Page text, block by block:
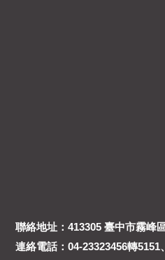
聯絡地址：413305 臺中市霧峰
連絡電話：04-23323456轉5151